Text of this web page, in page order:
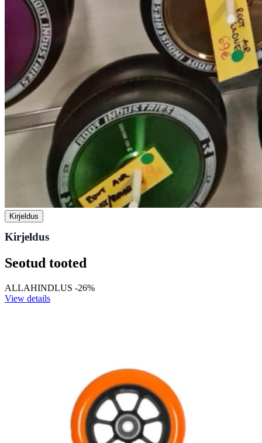
Kirjeldus
Kirjeldus
Seotud tooted
ALLAHINDLUS -26%
View details